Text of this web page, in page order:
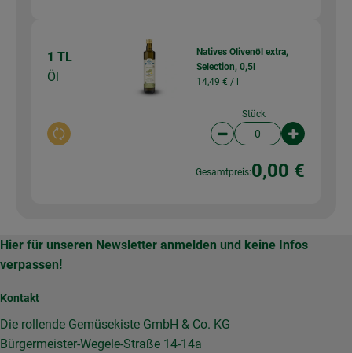
1 TL
Öl
Auswahl ändern
Natives Olivenöl extra,
Selection, 0,5l
14,49 € / l
Stück
Artikelanzahl
Gesamtpreis:0,00 €
Hier für unseren Newsletter anmelden und keine Infos
verpassen!
Kontakt
Die rollende Gemüsekiste GmbH & Co. KG
Bürgermeister-Wegele-Straße 14-14a